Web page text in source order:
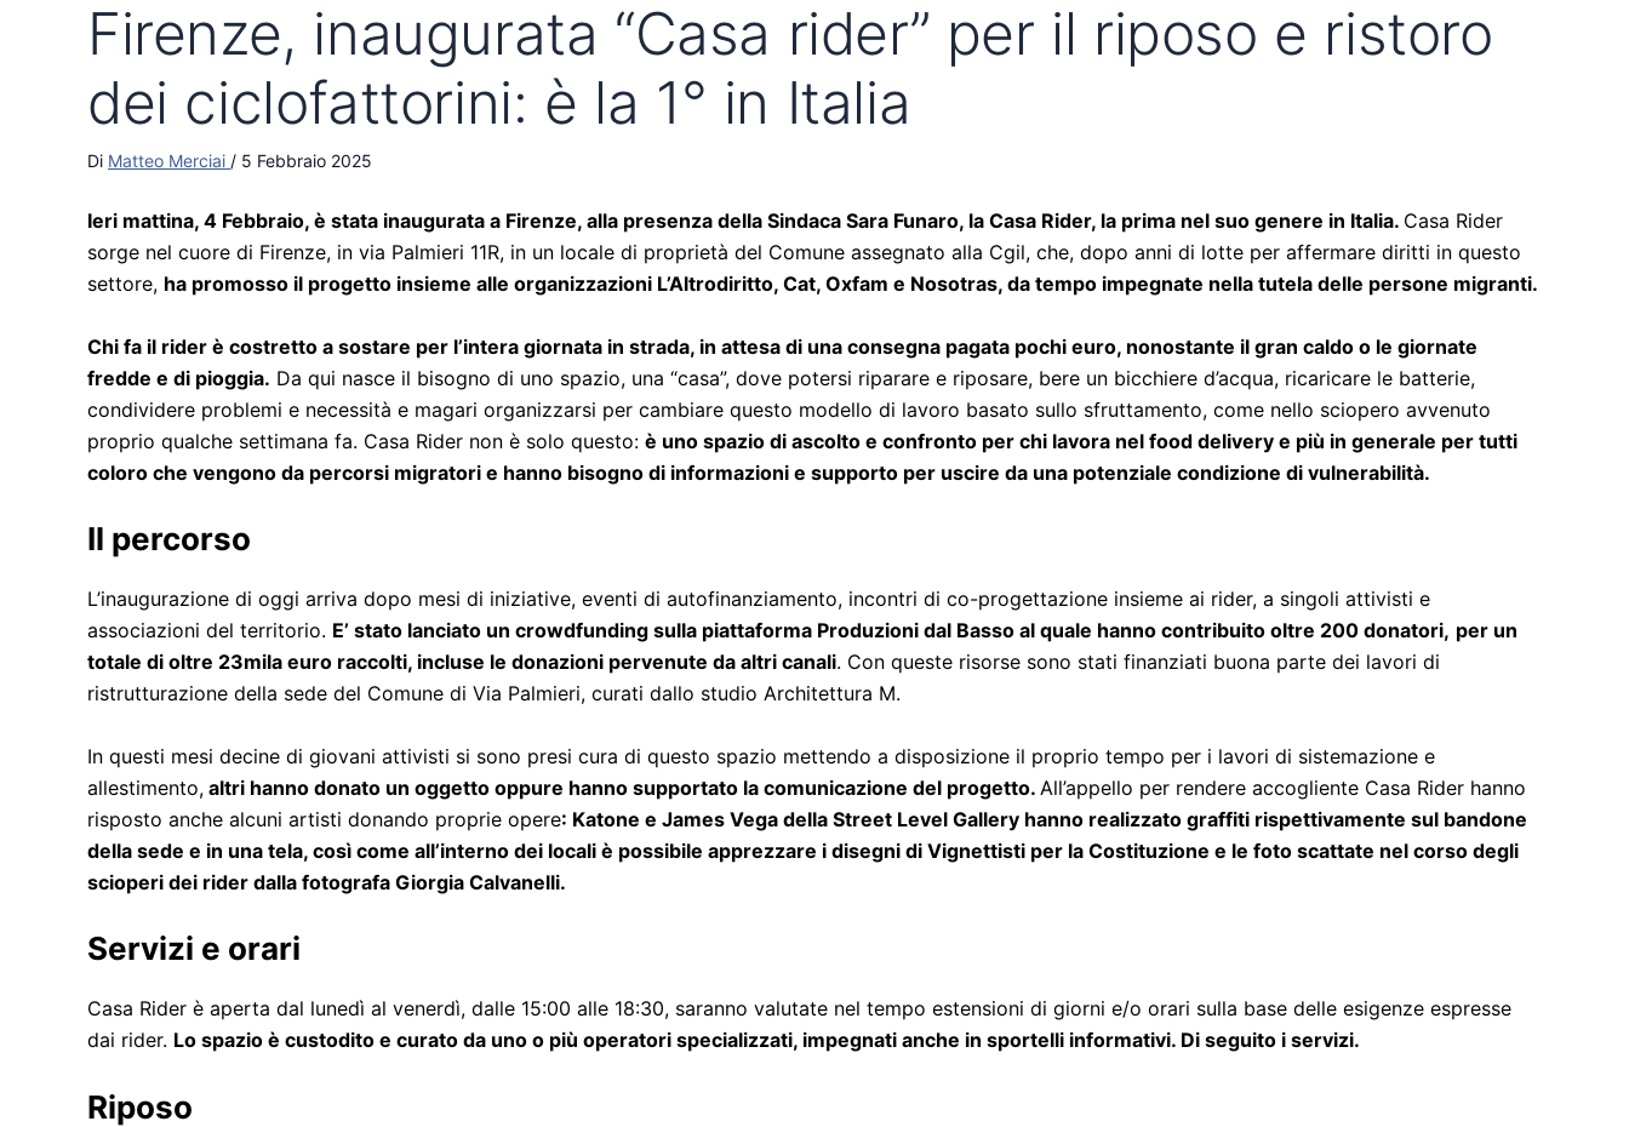
Firenze, inaugurata “Casa rider” per il riposo e ristoro
dei ciclofattorini: è la 1° in Italia
Di Matteo Merciai / 5 Febbraio 2025
Ieri mattina, 4 Febbraio, è stata inaugurata a Firenze, alla presenza della Sindaca Sara Funaro, la Casa Rider, la prima nel suo genere in Italia. Casa Rider
sorge nel cuore di Firenze, in via Palmieri 11R, in un locale di proprietà del Comune assegnato alla Cgil, che, dopo anni di lotte per affermare diritti in questo
settore, ha promosso il progetto insieme alle organizzazioni L’Altrodiritto, Cat, Oxfam e Nosotras, da tempo impegnate nella tutela delle persone migranti.
Chi fa il rider è costretto a sostare per l’intera giornata in strada, in attesa di una consegna pagata pochi euro, nonostante il gran caldo o le giornate
fredde e di pioggia. Da qui nasce il bisogno di uno spazio, una “casa”, dove potersi riparare e riposare, bere un bicchiere d’acqua, ricaricare le batterie,
condividere problemi e necessità e magari organizzarsi per cambiare questo modello di lavoro basato sullo sfruttamento, come nello sciopero avvenuto
proprio qualche settimana fa. Casa Rider non è solo questo: è uno spazio di ascolto e confronto per chi lavora nel food delivery e più in generale per tutti
coloro che vengono da percorsi migratori e hanno bisogno di informazioni e supporto per uscire da una potenziale condizione di vulnerabilità.
Il percorso
L’inaugurazione di oggi arriva dopo mesi di iniziative, eventi di autofinanziamento, incontri di co-progettazione insieme ai rider, a singoli attivisti e
associazioni del territorio. E’ stato lanciato un crowdfunding sulla piattaforma Produzioni dal Basso al quale hanno contribuito oltre 200 donatori, per un
totale di oltre 23mila euro raccolti, incluse le donazioni pervenute da altri canali. Con queste risorse sono stati finanziati buona parte dei lavori di
ristrutturazione della sede del Comune di Via Palmieri, curati dallo studio Architettura M.
In questi mesi decine di giovani attivisti si sono presi cura di questo spazio mettendo a disposizione il proprio tempo per i lavori di sistemazione e
allestimento, altri hanno donato un oggetto oppure hanno supportato la comunicazione del progetto. All’appello per rendere accogliente Casa Rider hanno
risposto anche alcuni artisti donando proprie opere: Katone e James Vega della Street Level Gallery hanno realizzato graffiti rispettivamente sul bandone
della sede e in una tela, così come all’interno dei locali è possibile apprezzare i disegni di Vignettisti per la Costituzione e le foto scattate nel corso degli
scioperi dei rider dalla fotografa Giorgia Calvanelli.
Servizi e orari
Casa Rider è aperta dal lunedì al venerdì, dalle 15:00 alle 18:30, saranno valutate nel tempo estensioni di giorni e/o orari sulla base delle esigenze espresse
dai rider. Lo spazio è custodito e curato da uno o più operatori specializzati, impegnati anche in sportelli informativi. Di seguito i servizi.
Riposo